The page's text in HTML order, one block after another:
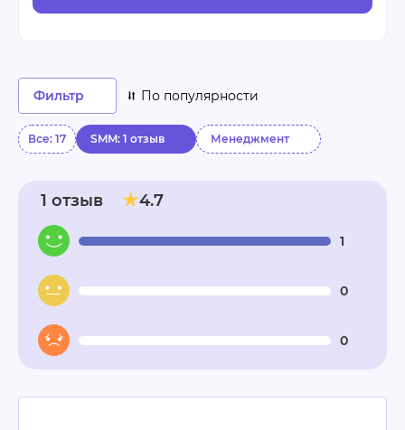
Фильтр По популярности
Все: 17 SMM: 1 отзыв Менеджмент
1 отзыв 4.7
1
0
0